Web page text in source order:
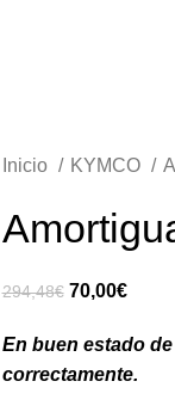
Inicio KYMCO
294,48€ El
original
era:
70,00€El
actual
es:
En buen estado
correctamente.